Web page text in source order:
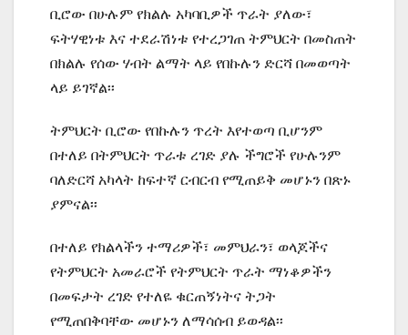
ቢሮው በሁሉም የክልሉ አካባቢዎች ጥራት ያለው፣
ፍትሃዊነቱ እና ተደራሽነቱ የተረጋገጠ ትምህርት በመስጠት
በክልሉ የሰው ሃብት ልማት ላይ የበኩሉን ድርሻ በመወጣት
ላይ ይገኛል፡፡
ትምህርት ቢሮው የበኩሉን ጥረት እየተወጣ ቢሆንም
በተለይ በትምህርት ጥራቱ ረገድ ያሉ ችግሮች የሁሉንም
ባለድርሻ አካላት ከፍተኛ ርብርብ የሚጠይቅ መሆኑን በጽኑ
ያምናል፡፡
በተለይ የክልላችን ተማሪዎች፣ መምህራን፣ ወላጆችና
የትምህርት አመራሮች የትምህርት ጥራት ማነቆዎችን
በመፍታት ረገድ የተለዬ ቁርጠኝነትና ትጋት
የሚጠበቅባቸው መሆኑን ለማሳሰብ ይወዳል፡፡